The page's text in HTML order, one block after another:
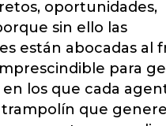
oportunidades,
sin ello las
están abocadas al
para
en los que cada
que